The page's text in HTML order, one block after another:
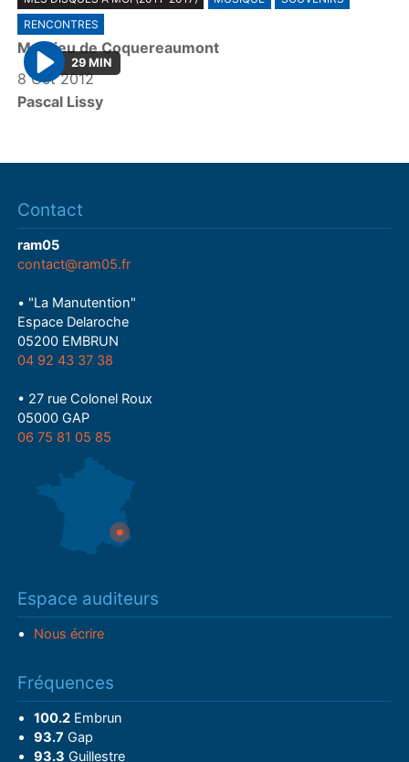
l
a
y
RENCONTRES
Mathieu de Coquereaumont
8 Oct 2012
P
l
29 MIN
Pascal Lissy
Contact
ram05
contact@ram05.fr
• "La Manutention"
Espace Delaroche
05200 EMBRUN
04 92 43 37 38
• 27 rue Colonel Roux
05000 GAP
06 75 81 05 85
Espace auditeurs
Nous écrire
Fréquences
100.2Embrun
93.7 Gap
93.3 Guillestre